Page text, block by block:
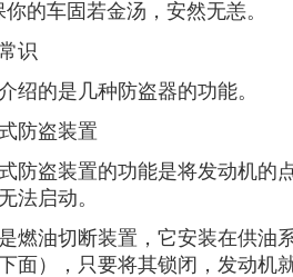
的车固若金汤，安然无恙。
识
的是几种防盗器的功能。
盗装置
盗装置的功能是将发动机的
法启动。
油切断装置，它安装在供油
面），只要将其锁闭，发动机